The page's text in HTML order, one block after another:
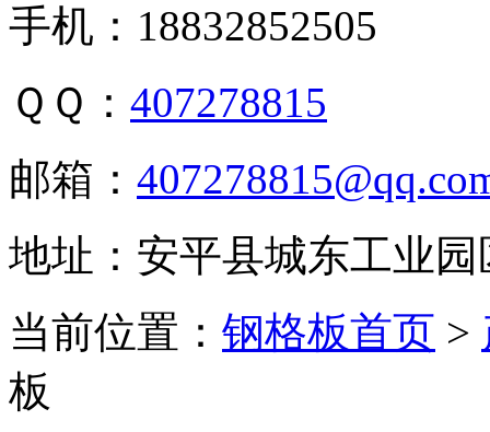
手机：18832852505
ＱＱ： 407278815
邮箱：
地址：安平县城东工业园
当前位置： 钢格板首页 >
板